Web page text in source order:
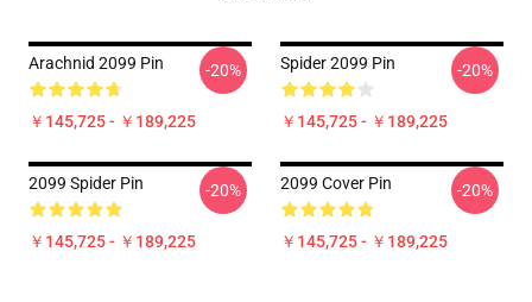
Arachnid 2099 Pin
￥145,725 - ￥189,225
-20% Spider 2099 Pin
￥145,725 - ￥189,225
-20%
2099 Spider Pin
￥145,725 - ￥189,225
-20% 2099 Cover Pin
￥145,725 - ￥189,225
-20%